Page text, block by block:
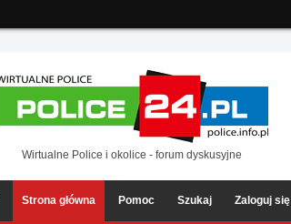
Wirtualne Police i okolice - forum dyskusyjne
Strona główna Pomoc Szukaj Zaloguj się